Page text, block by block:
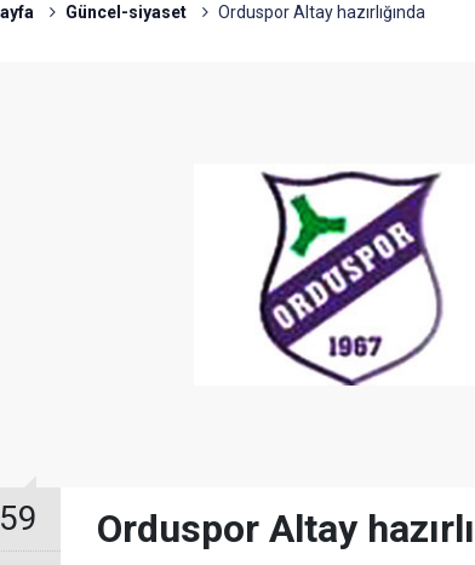
Güncel-siyaset Orduspor Altay hazırlığında
Orduspor Altay